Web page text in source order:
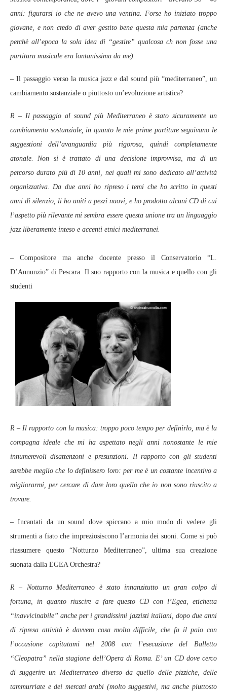
anni: figurarsi io che ne avevo una ventina. Forse ho iniziato troppo
giovane, e non credo di aver gestito bene questa mia partenza (anche
perchè all’epoca la sola idea di “gestire” qualcosa ch non fosse una
partitura musicale era lontanissima da me).
– Il passaggio verso la musica jazz e dal sound più “mediterraneo”, un
cambiamento sostanziale o piuttosto un’evoluzione artistica?
R – Il passaggio al sound più Mediterraneo è stato sicuramente un
cambiamento sostanziale, in quanto le mie prime partiture seguivano le
suggestioni dell’avanguardia più rigorosa, quindi completamente
atonale. Non si è trattato di una decisione improvvisa, ma di un
percorso durato più di 10 anni, nei quali mi sono dedicato all’attività
organizzativa. Da due anni ho ripreso i temi che ho scritto in questi
anni di silenzio, li ho uniti a pezzi nuovi, e ho prodotto alcuni CD di cui
l’aspetto più rilevante mi sembra essere questa unione tra un linguaggio
jazz liberamente inteso e accenti etnici mediterranei.
– Compositore ma anche docente presso il Conservatorio “L.
D’Annunzio” di Pescara. Il suo rapporto con la musica e quello con gli
studenti
R – Il rapporto con la musica: troppo poco tempo per definirlo, ma è la
compagna ideale che mi ha aspettato negli anni nonostante le mie
innumerevoli disattenzoni e presunzioni. Il rapporto con gli studenti
sarebbe meglio che lo definissero loro: per me è un costante incentivo a
migliorarmi, per cercare di dare loro quello che io non sono riuscito a
trovare.
– Incantati da un sound dove spiccano a mio modo di vedere gli
strumenti a fiato che impreziosiscono l’armonia dei suoni. Come si può
riassumere questo “Notturno Mediterraneo”, ultima sua creazione
suonata dalla EGEA Orchestra?
R – Notturno Mediterraneo è stato innanzitutto un gran colpo di
fortuna, in quanto riuscire a fare questo CD con l’Egea, etichetta
“inavvicinabile” anche per i grandissimi jazzisti italiani, dopo due anni
di ripresa attività è davvero cosa molto difficile, che fa il paio con
l’occasione capitatami nel 2008 con l’esecuzione del Balletto
“Cleopatra” nella stagione dell’Opera di Roma. E’ un CD dove cerco
di suggerire un Mediterraneo diverso da quello delle pizziche, delle
tammurriate e dei mercati arabi (molto suggestivi, ma anche piuttosto